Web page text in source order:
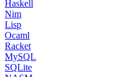
Haskell
Nim
Lisp
Ocaml
Racket
MySQL
SQLite